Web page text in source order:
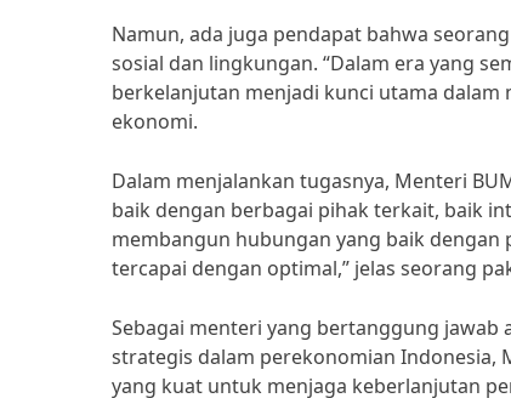
Namun, ada juga pendapat bahwa
sosial dan lingkungan. “Dalam era yang
berkelanjutan menjadi kunci utama dalam
ekonomi.
Dalam menjalankan tugasnya, Menteri
baik dengan berbagai pihak terkait, baik
membangun hubungan yang baik
tercapai dengan optimal,” jelas seorang
Sebagai menteri yang bertanggung jawab
strategis dalam perekonomian Indonesia,
yang kuat untuk menjaga keberlanjutan